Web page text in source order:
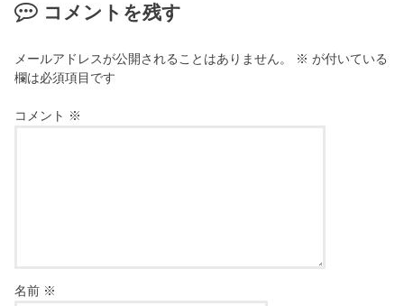
コメントを残す
メールアドレスが公開されることはありません。 ※ が付いている
欄は必須項目です
コメント ※
名前 ※